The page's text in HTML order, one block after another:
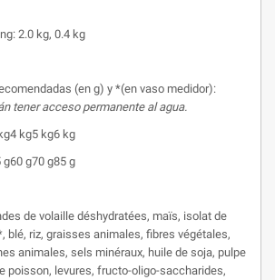
2.0 kg, 0.4 kg
(en g) y *(en vaso medidor):
tener acceso permanente al agua.
4 kg5 kg6 kg
g60 g70 g85 g
de volaille déshydratées, maïs, isolat de
blé, riz, graisses animales, fibres végétales,
animales, sels minéraux, huile de soja, pulpe
poisson, levures, fructo-oligo-saccharides,